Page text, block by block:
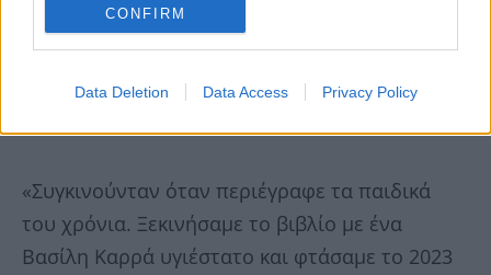
CONFIRM
Data Deletion Data Access Privacy Policy
«Συγκινούνταν όταν περιέγραφε τα παιδικά
του χρόνια. Ξεκινήσαμε το βιβλίο με ένα
Βασίλη Καρρά υγιέστατο και φτάσαμε το 2023